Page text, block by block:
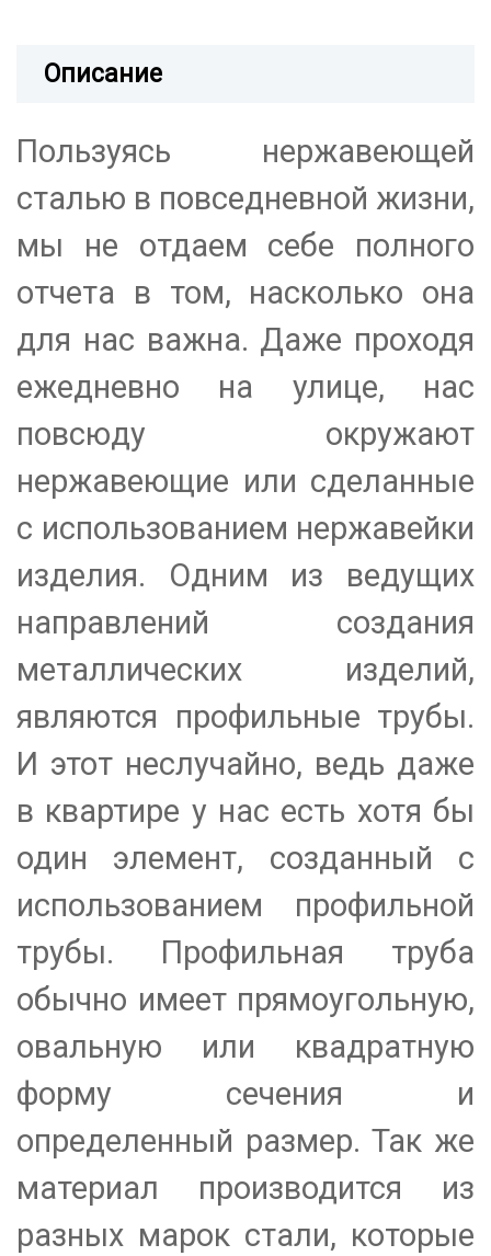
Описание
Пользуясь нержавеющей
сталью в повседневной жизни,
мы не отдаем себе полного
отчета в том, насколько она
для нас важна. Даже проходя
ежедневно на улице, нас
повсюду окружают
нержавеющие или сделанные
с использованием нержавейки
изделия. Одним из ведущих
направлений создания
металлических изделий,
являются профильные трубы.
И этот неслучайно, ведь даже
в квартире у нас есть хотя бы
один элемент, созданный с
использованием профильной
трубы. Профильная труба
обычно имеет прямоугольную,
овальную или квадратную
форму сечения и
определенный размер. Так же
материал производится из
разных марок стали, которые